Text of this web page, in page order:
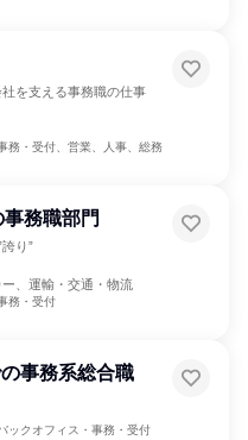
を支える事務職の仕事
務・受付、営業、人事、総務
務職部門
り”
、運輸・交通・物流
務・受付
事務系総合職
ックオフィス・事務・受付